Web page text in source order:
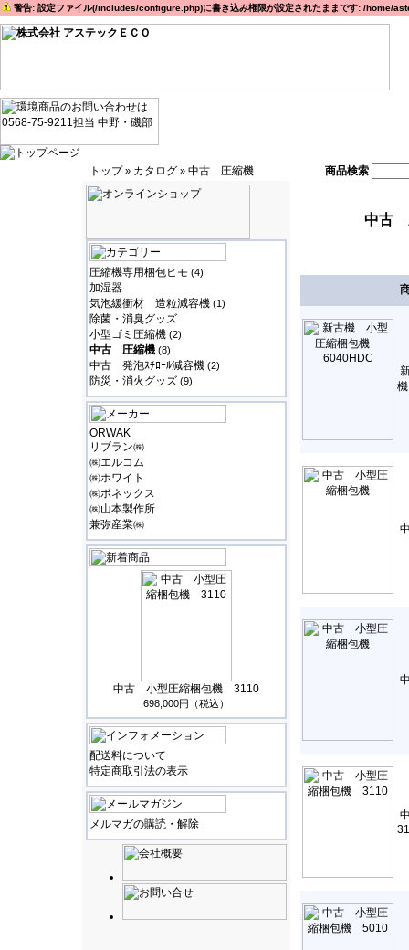
警告: 設定ファイル(/includes/configure.php)に書き込み権限が設定されたままです: /
トップ» カタログ » 中古 圧縮機 商品検索
圧縮機専用梱包ヒモ (4)
加湿器
気泡緩衝材 造粒減容機 (1)
除菌・消臭グッズ
小型ゴミ圧縮機 (2)
中古 圧縮機 (8)
中古 発泡ｽﾁﾛｰﾙ減容機 (2)
防災・消火グッズ (9)
ORWAK
リブラン㈱
㈱エルコム
㈱ホワイト
㈱ボネックス
㈱山本製作所
兼弥産業㈱
中古 小型圧縮梱包機 3110
698,000円（税込）
配送料について
特定商取引法の表示
メルマガの購読・解除
中古